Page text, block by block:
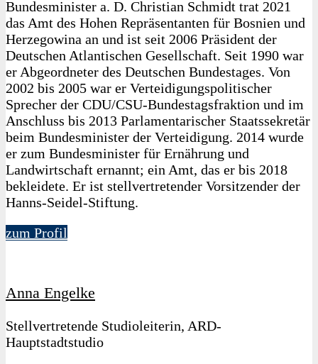
Bundesminister a. D. Christian Schmidt trat 2021
das Amt des Hohen Repräsentanten für Bosnien und
Herzegowina an und ist seit 2006 Präsident der
Deutschen Atlantischen Gesellschaft. Seit 1990 war
er Abgeordneter des Deutschen Bundestages. Von
2002 bis 2005 war er Verteidigungspolitischer
Sprecher der CDU/CSU-Bundestagsfraktion und im
Anschluss bis 2013 Parlamentarischer Staatssekretär
beim Bundesminister der Verteidigung. 2014 wurde
er zum Bundesminister für Ernährung und
Landwirtschaft ernannt; ein Amt, das er bis 2018
bekleidete. Er ist stellvertretender Vorsitzender der
Hanns-Seidel-Stiftung.
zum Profil
Anna Engelke
Stellvertretende Studioleiterin, ARD-
Hauptstadtstudio